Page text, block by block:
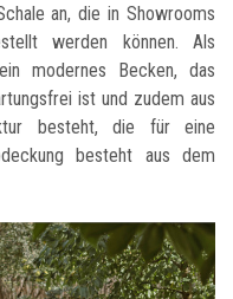
an, die in Showrooms
werden können. Als
modernes Becken, das
ist und zudem aus
besteht, die für eine
besteht aus dem